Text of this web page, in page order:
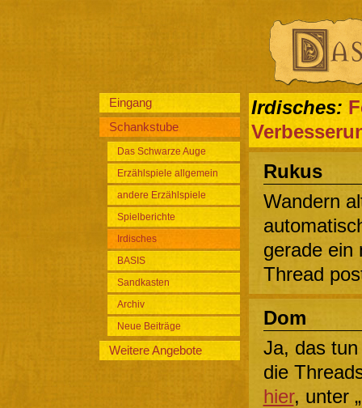
Eingang
Schankstube
Das Schwarze Auge
Erzählspiele allgemein
andere Erzählspiele
Spielberichte
Irdisches
BASIS
Sandkasten
Archiv
Neue Beiträge
Weitere Angebote
Irdisches:
Rukus
Wandern
gerade ein
Thread
Dom
Ja, das
die
hier, unter